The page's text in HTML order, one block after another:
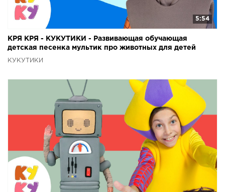
5:54
КРЯ КРЯ - КУКУТИКИ - Развивающая обучающая
детская песенка мультик про животных для детей
малышей
КУКУТИКИ